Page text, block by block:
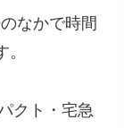
なかで時間
クト・宅急